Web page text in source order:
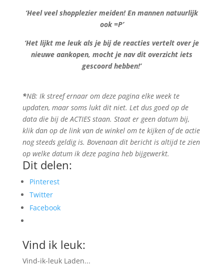
‘Heel veel shopplezier meiden! En mannen natuurlijk
ook =P’
‘Het lijkt me leuk als je bij de reacties vertelt over je
nieuwe aankopen, mocht je nav dit overzicht iets
gescoord hebben!’
*NB: Ik streef ernaar om deze pagina elke week te
updaten, maar soms lukt dit niet. Let dus goed op de
data die bij de ACTIES staan. Staat er geen datum bij,
klik dan op de link van de winkel om te kijken of de actie
nog steeds geldig is. Bovenaan dit bericht is altijd te zien
op welke datum ik deze pagina heb bijgewerkt.
Dit delen:
Pinterest
Twitter
Facebook
Vind ik leuk:
Vind-ik-leuk Laden...